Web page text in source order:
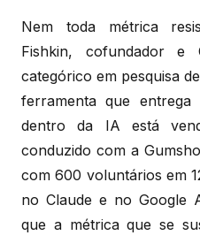
Nem toda métrica
Fishkin, cofundador e
categórico em pesquisa
ferramenta que
dentro da IA está
conduzido com a
com 600 voluntários em
no Claude e no Google
que a métrica que se